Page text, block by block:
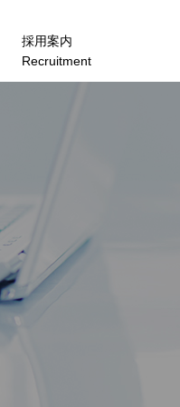
採用案内
Recruitment